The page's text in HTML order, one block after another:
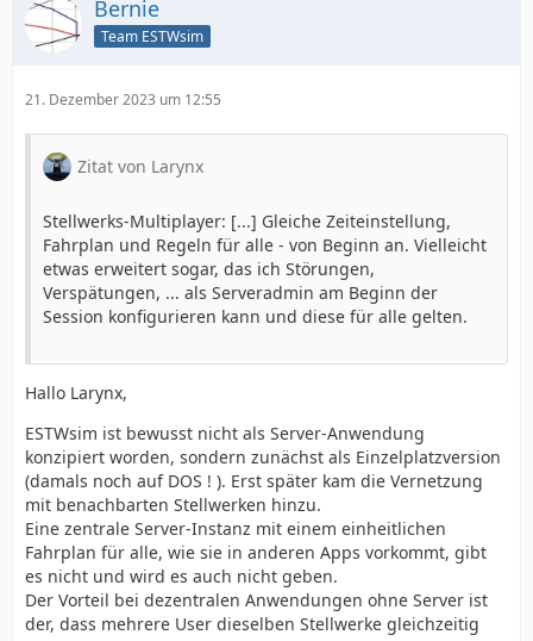
Bernie
Team ESTWsim
21. Dezember 2023 um 12:55
Zitat von Larynx
Stellwerks-Multiplayer: [...] Gleiche Zeiteinstellung,
Fahrplan und Regeln für alle - von Beginn an. Vielleicht
etwas erweitert sogar, das ich Störungen,
Verspätungen, ... als Serveradmin am Beginn der
Session konfigurieren kann und diese für alle gelten.
Hallo Larynx,
ESTWsim ist bewusst nicht als Server-Anwendung
konzipiert worden, sondern zunächst als Einzelplatzversion
(damals noch auf DOS ! ). Erst später kam die Vernetzung
mit benachbarten Stellwerken hinzu.
Eine zentrale Server-Instanz mit einem einheitlichen
Fahrplan für alle, wie sie in anderen Apps vorkommt, gibt
es nicht und wird es auch nicht geben.
Der Vorteil bei dezentralen Anwendungen ohne Server ist
der, dass mehrere User dieselben Stellwerke gleichzeitig